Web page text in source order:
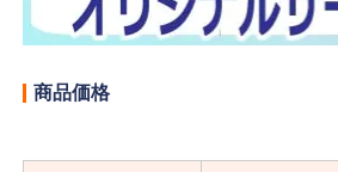
商品価格